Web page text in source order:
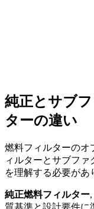
純正とサブ
ターの違い
燃料フィルターのオ
ィルターとサブフ
を理解する必要があ
純正燃料フィルター
質基準と設計要件に